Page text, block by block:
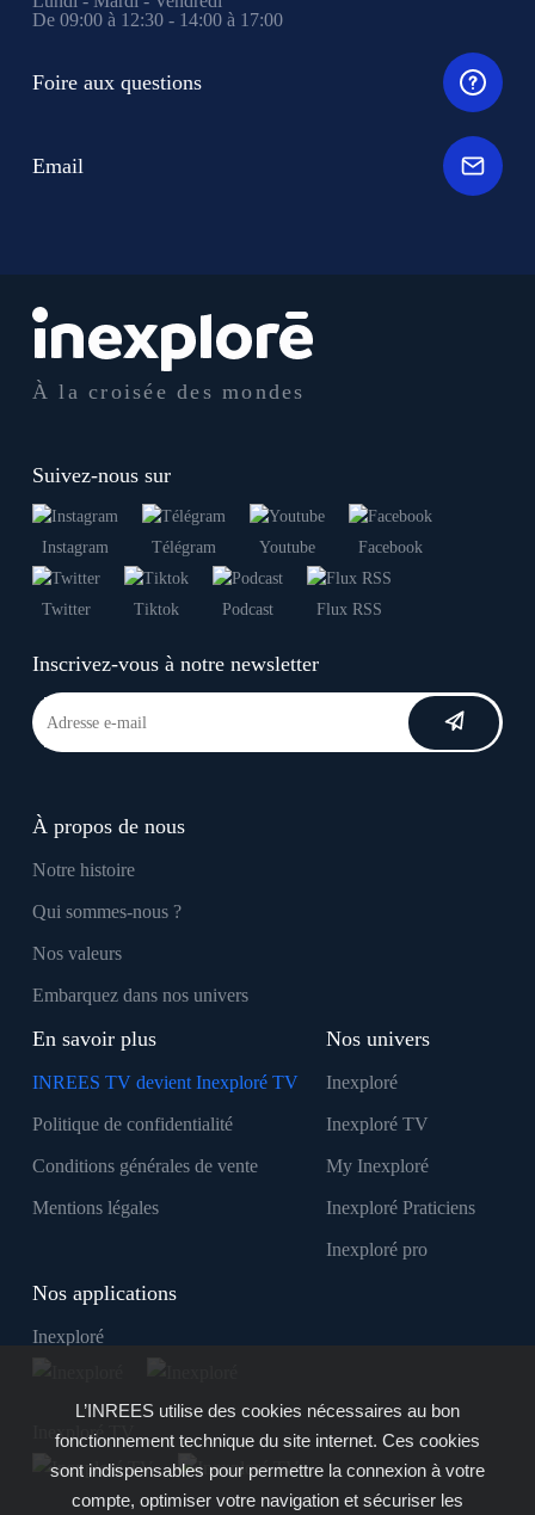
À la croisée des mondes
Suivez-nous sur
Instagram Télégram Youtube Facebook
Twitter Tiktok Podcast Flux RSS
Inscrivez-vous à notre newsletter
À propos de nous
Notre histoire
Qui sommes-nous ?
Nos valeurs
Embarquez dans nos univers
En savoir plus
INREES TV devient Inexploré TV
Politique de confidentialité
Conditions générales de vente
Mentions légales
Nos univers
Inexploré
Inexploré TV
My Inexploré
Inexploré Praticiens
Inexploré pro
Nos applications
Inexploré
Inexploré TV
De 09:00 à 12:30 - 14:00 à 17:00
Foire aux questions
Email
L’INREES utilise des cookies nécessaires au bon
fonctionnement technique du site internet. Ces cookies
sont indispensables pour permettre la connexion à votre
compte, optimiser votre navigation et sécuriser les